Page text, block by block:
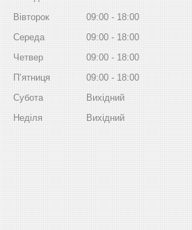
Вівторок
09:00
18:00
Середа
09:00
18:00
Четвер
09:00
18:00
Пʼятниця
09:00
18:00
Субота
Вихідний
Неділя
Вихідний